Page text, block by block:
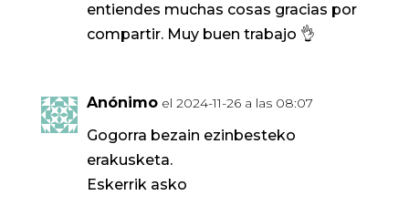
entiendes muchas cosas gracias por
compartir. Muy buen trabajo 👌
Anónimo el 2024-11-26 a las 08:07
Gogorra bezain ezinbesteko
erakusketa.
Eskerrik asko